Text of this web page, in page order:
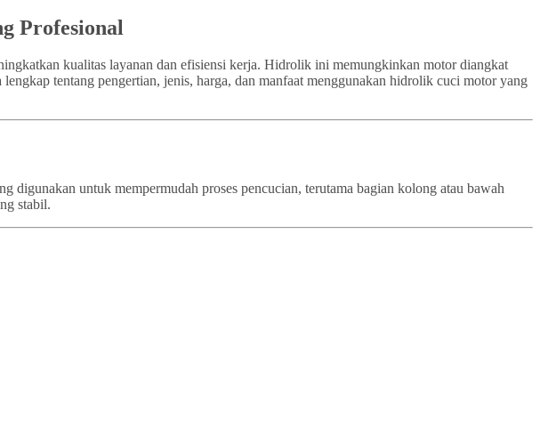
Profesional
kualitas layanan dan efisiensi kerja. Hidrolik ini memungkinkan motor diangkat
tentang pengertian, jenis, harga, dan manfaat menggunakan hidrolik cuci motor yang
untuk mempermudah proses pencucian, terutama bagian kolong atau bawah
stabil.